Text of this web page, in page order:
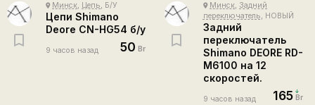
place Минск, Цепь, Б/У
Цепи Shimano
Deore CN-HG54 б/у
9 часов назад 50 Br
place Минск, Задний
переключатель, НОВЫЙ
Задний
переключатель
Shimano DEORE RD-
M6100 на 12
скоростей.
9 часов назад 165 Br